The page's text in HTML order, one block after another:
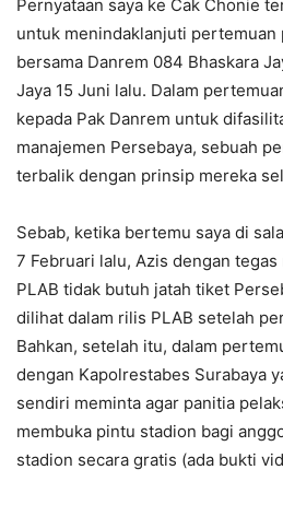
Pernyataan saya ke Cak Chonie
untuk menindaklanjuti pertemuan
bersama Danrem 084 Bhaskara
Jaya 15 Juni lalu. Dalam
kepada Pak Danrem untuk
manajemen Persebaya, sebuah
terbalik dengan prinsip mereka
Sebab, ketika bertemu saya di
7 Februari lalu, Azis dengan
PLAB tidak butuh jatah tiket
dilihat dalam rilis PLAB setelah
Bahkan, setelah itu, dalam
dengan Kapolrestabes Surabaya
sendiri meminta agar panitia
membuka pintu stadion bagi
stadion secara gratis (ada bukti